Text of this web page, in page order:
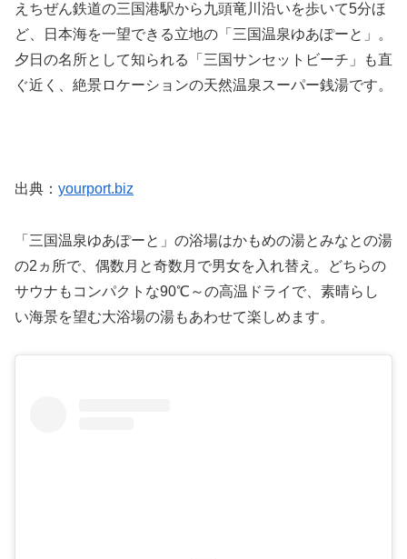
えちぜん鉄道の三国港駅から九頭竜川沿いを歩いて5分ほ
ど、日本海を一望できる立地の「三国温泉ゆあぽーと」。
夕日の名所として知られる「三国サンセットビーチ」も直
ぐ近く、絶景ロケーションの天然温泉スーパー銭湯です。
出典： yourport.biz
「三国温泉ゆあぽーと」の浴場はかもめの湯とみなとの湯
の2ヵ所で、偶数月と奇数月で男女を入れ替え。どちらの
サウナもコンパクトな90℃～の高温ドライで、素晴らし
い海景を望む大浴場の湯もあわせて楽しめます。